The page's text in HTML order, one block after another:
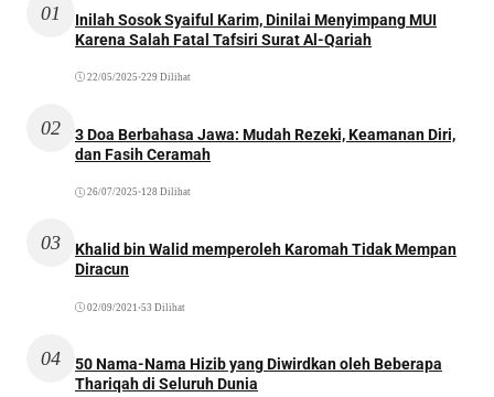
01
Inilah Sosok Syaiful Karim, Dinilai Menyimpang MUI
Karena Salah Fatal Tafsiri Surat Al-Qariah
22/05/2025 •229 Dilihat
02
3 Doa Berbahasa Jawa: Mudah Rezeki, Keamanan Diri,
dan Fasih Ceramah
26/07/2025 •128 Dilihat
03
Khalid bin Walid memperoleh Karomah Tidak Mempan
Diracun
02/09/2021 •53 Dilihat
04
50 Nama-Nama Hizib yang Diwirdkan oleh Beberapa
Thariqah di Seluruh Dunia